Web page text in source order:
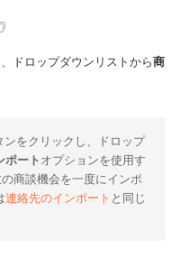
ドロップダウンリストから商
をクリックし、ドロップ
ポートオプションを使用す
商談機会を一度にインポ
連絡先のインポート と同じ